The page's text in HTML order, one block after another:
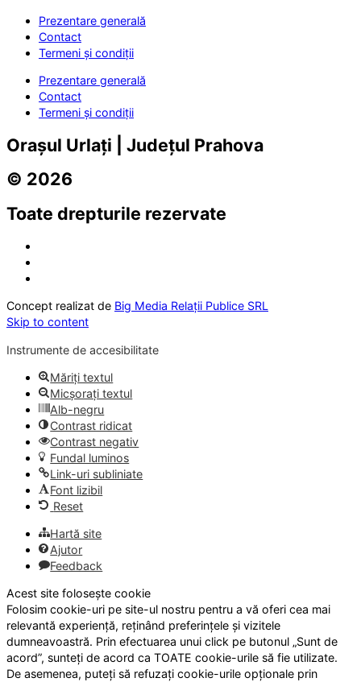
Prezentare generală
Contact
Termeni și condiții
Prezentare generală
Contact
Termeni și condiții
Orașul Urlați | Județul Prahova
© 2026
Toate drepturile rezervate
Concept realizat de Big Media Relații Publice SRL
Skip to content
Instrumente de accesibilitate
Măriți textul
Micșorați textul
Alb-negru
Contrast ridicat
Contrast negativ
Fundal luminos
Link-uri subliniate
Font lizibil
Reset
Hartă site
Ajutor
Feedback
Acest site folosește cookie
Folosim cookie-uri pe site-ul nostru pentru a vă oferi cea mai
relevantă experiență, reținând preferințele și vizitele
dumneavoastră. Prin efectuarea unui click pe butonul „Sunt de
acord”, sunteți de acord ca TOATE cookie-urile să fie utilizate.
De asemenea, puteți să refuzați cookie-urile opționale prin